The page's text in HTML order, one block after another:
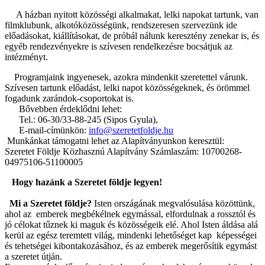
A házban nyitott közösségi alkalmakat, lelki napokat tartunk, van
filmklubunk, alkotóközösségünk, rendszeresen szervezünk ide
előadásokat, kiállításokat, de próbál nálunk keresztény zenekar is, és
egyéb rendezvényekre is szívesen rendelkezésre bocsátjuk az
intézményt.
Programjaink ingyenesek, azokra mindenkit szeretettel várunk.
Szívesen tartunk előadást, lelki napot közösségeknek, és örömmel
fogadunk zarándok-csoportokat is.
Bővebben érdeklődni lehet:
Tel.: 06-30/33-88-245 (Sipos Gyula),
E-mail-címünkön: info@szeretetfoldje.hu
Munkánkat támogatni lehet az Alapítványunkon keresztül:
Szeretet Földje Közhasznú Alapítvány Számlaszám: 10700268-
04975106-51100005
Hogy hazánk a Szeretet földje legyen!
Mi a Szeretet földje? Isten országának megvalósulása közöttünk,
ahol az emberek megbékélnek egymással, elfordulnak a rossztól és
jó célokat tűznek ki maguk és közösségeik elé. Ahol Isten áldása alá
kerül az egész teremtett világ, mindenki lehetőséget kap képességei
és tehetségei kibontakozásához, és az emberek megerősítik egymást
a szeretet útján.